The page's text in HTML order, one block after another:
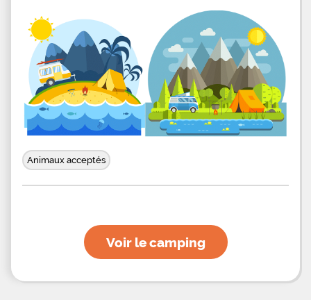
Animaux acceptés
Voir le camping